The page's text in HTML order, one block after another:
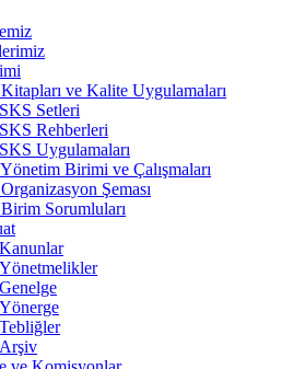
ve Kalite Uygulamaları
SKS Setleri
SKS Rehberleri
SKS Uygulamaları
Birimi ve Çalışmaları
Şeması
Sorumluları
Kanunlar
Yönetmelikler
Genelge
Yönerge
Tebliğler
Arşiv